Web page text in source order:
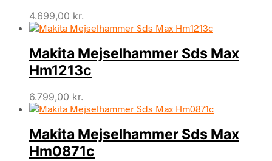
4.699,00 kr.
Makita Mejselhammer Sds Max
Hm1213c
6.799,00 kr.
Makita Mejselhammer Sds Max
Hm0871c